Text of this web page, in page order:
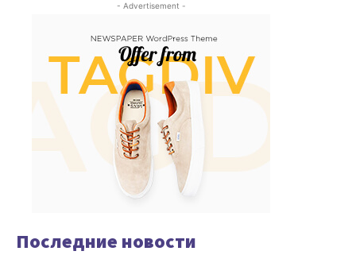
- Advertisement -
Последние новости